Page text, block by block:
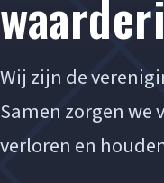
Wij zijn de
Samen zorgen we
verloren en